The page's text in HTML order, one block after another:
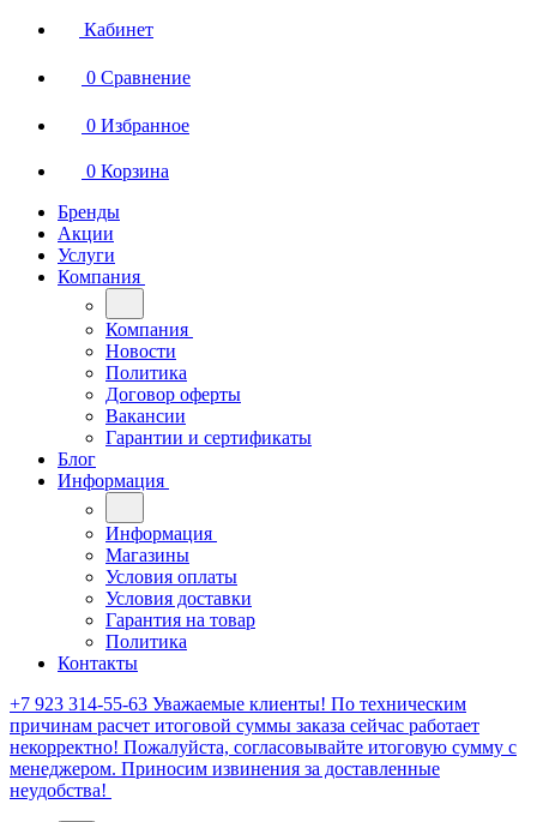
Кабинет
0 Сравнение
0 Избранное
0 Корзина
Бренды
Акции
Услуги
Компания
Компания
Новости
Политика
Договор оферты
Вакансии
Гарантии и сертификаты
Блог
Информация
Информация
Магазины
Условия оплаты
Условия доставки
Гарантия на товар
Политика
Контакты
+7 923 314-55-63 Уважаемые клиенты! По техническим
причинам расчет итоговой суммы заказа сейчас работает
некорректно! Пожалуйста, согласовывайте итоговую сумму с
менеджером. Приносим извинения за доставленные
неудобства!